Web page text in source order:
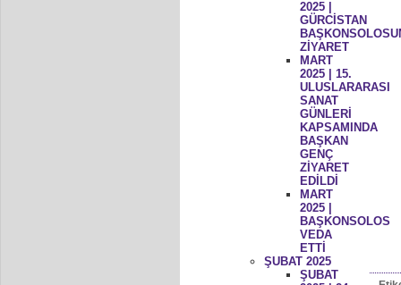
2025 |
GÜRCİSTAN
ZİYARET
MART
2025 | 15.
ULUSLARARASI
SANAT
GÜNLERİ
KAPSAMINDA
BAŞKAN
GENÇ
ZİYARET
EDİLDİ
MART
2025 |
BAŞKONSOLOS
VEDA
ETTİ
ŞUBAT 2025
ŞUBAT